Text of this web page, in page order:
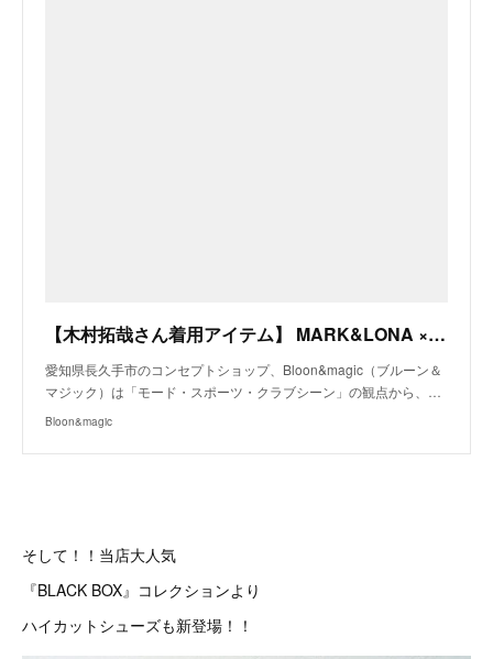
【木村拓哉さん着用アイテム】 MARK&LONA × gravis マーク＆ロナ×グラビス Tarmac Golf Low Sneaker ゴルフシューズ メンズ 商品詳細｜愛知県長久手市のコンセプト
愛知県長久手市のコンセプトショップ、Bloon&magic（ブルーン＆
マジック）は「モード・スポーツ・クラブシーン」の観点から、…
Bloon&magic
そして！！当店大人気
『BLACK BOX』コレクションより
ハイカットシューズも新登場！！